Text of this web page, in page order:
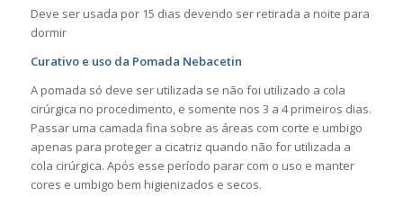
Deve ser usada por 15 dias devendo ser retirada a noite para
dormir
Curativo e uso da Pomada Nebacetin
A pomada só deve ser utilizada se não foi utilizado a cola
cirúrgica no procedimento, e somente nos 3 a 4 primeiros dias.
Passar uma camada fina sobre as áreas com corte e umbigo
apenas para proteger a cicatriz quando não for utilizada a
cola cirúrgica. Após esse período parar com o uso e manter
cores e umbigo bem higienizados e secos.